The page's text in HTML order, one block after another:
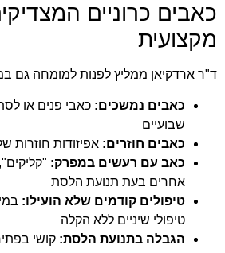
כאבים כרוניים
מקצועית
ד"ר ארדקיאן ממליץ לפנות למומחה גם
כאבים נמשכים: כאבי פנים או
שבועיים
כאבים חוזרים: אפיזודות חוזרות
כאב עם רעשים במפרק:
אחרים בעת תנועת הלסת
טיפולים קודמים שלא הועילו:
טיפולי שיניים ללא הקלה
הגבלה בתנועת הלסת: קושי